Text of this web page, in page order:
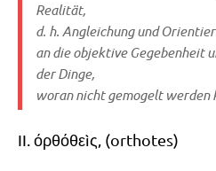
Realität,
d. h. Anglei­chung und
an die objek­ti­ve Gege­ben­heit
der Dinge,
wor­an nicht gemo­gelt wer­den
II. όρθόθεìς ‚ (ort­ho­tes)